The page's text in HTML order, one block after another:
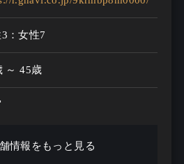
：女性7
～ 45歳
情報をもっと見る